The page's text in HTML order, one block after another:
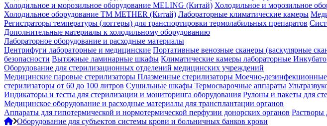
Холодильное и морозильное оборудование MELING (Китай) Холодильное и морозильное
Холодильное оборудование TM METHER (Китай) Лабораторные климатические камеры
Регистраторы температуры (логгеры) для транспортировки термолабильных препаратов
Дополнительные материалы к холодильному оборудованию
Лабораторное оборудование и расходные материалы
Центрифуги лабораторные и медицинские Портативные венозные сканеры (васкулярные
безопасности Вытяжные ламинарные шкафы Климатические камеры лабораторные
Оборудование для стерилизационных отделений медицинских учреждений
Медицинские паровые стерилизаторы Плазменные стерилизаторы Моечно-
стерилизаторы от 60 до 100 литров Сушильные шкафы Термосварочные аппараты
Индикаторы и тесты для стерилизации и мониторинга оборудования Рулоны и пакеты для
Медицинское оборудование и расходные материалы для трансплантации органов
Аппараты для гипотермической и нормотермической перфузии донорских органов Растворы
Оборудование для субъектов системы крови и больничных банков крови